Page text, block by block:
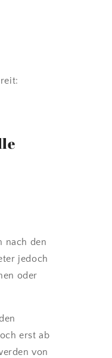
nach den
jedoch
oder
erst ab
von